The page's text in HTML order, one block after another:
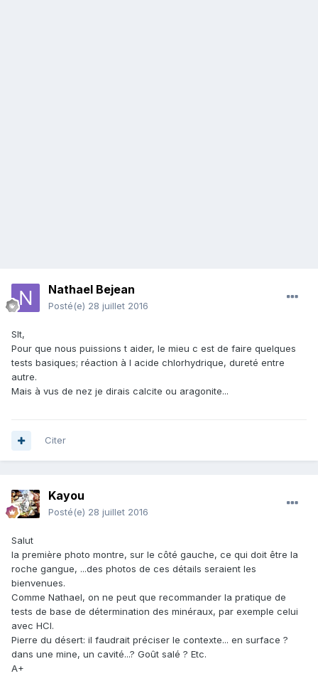
Nathael Bejean
Posté(e) 28 juillet 2016
Slt,
Pour que nous puissions t aider, le mieu c est de faire quelques
tests basiques; réaction à l acide chlorhydrique, dureté entre
autre.
Mais à vus de nez je dirais calcite ou aragonite...
Citer
Kayou
Posté(e) 28 juillet 2016
Salut
la première photo montre, sur le côté gauche, ce qui doit être la
roche gangue, ...des photos de ces détails seraient les
bienvenues.
Comme Nathael, on ne peut que recommander la pratique de
tests de base de détermination des minéraux, par exemple celui
avec HCl.
Pierre du désert: il faudrait préciser le contexte... en surface ?
dans une mine, un cavité...? Goût salé ? Etc.
A+